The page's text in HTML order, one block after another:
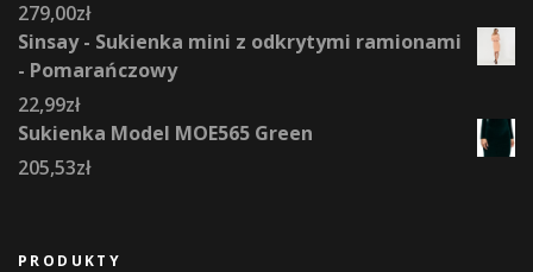
279,00zł
Sinsay - Sukienka mini z odkrytymi ramionami
- Pomarańczowy
22,99zł
Sukienka Model MOE565 Green
205,53zł
PRODUKTY